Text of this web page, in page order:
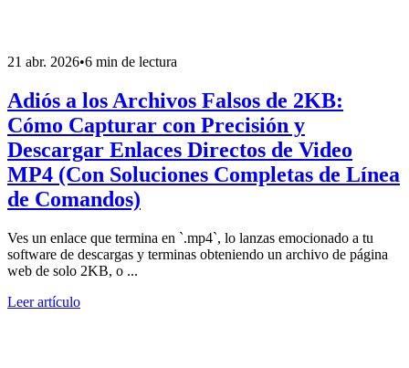
21 abr. 2026•6 min de lectura
Adiós a los Archivos Falsos de 2KB:
Cómo Capturar con Precisión y
Descargar Enlaces Directos de Video
MP4 (Con Soluciones Completas de Línea
de Comandos)
Ves un enlace que termina en `.mp4`, lo lanzas emocionado a tu
software de descargas y terminas obteniendo un archivo de página
web de solo 2KB, o ...
Leer artículo